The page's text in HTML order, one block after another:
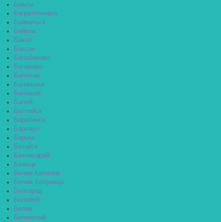
Бавлы
Багратионовск
Байкальск
Баймак
Бакал
Баксан
Балабаново
Балаково
Балахна
Балашиха
Балашов
Балей
Балтийск
Барабинск
Барнаул
Барыш
Батайск
Бахчисарай
Бежецк
Белая Калитва
Белая Холуница
Белгород
Белебей
Белёв
Белинский